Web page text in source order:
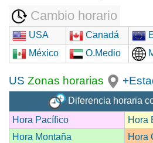
Cambio horario
USA Canadá
México
O.Medio
US Zonas horarias
Diferencia horaria
Hora Pacífico
Hora
Hora Montaña
Hora